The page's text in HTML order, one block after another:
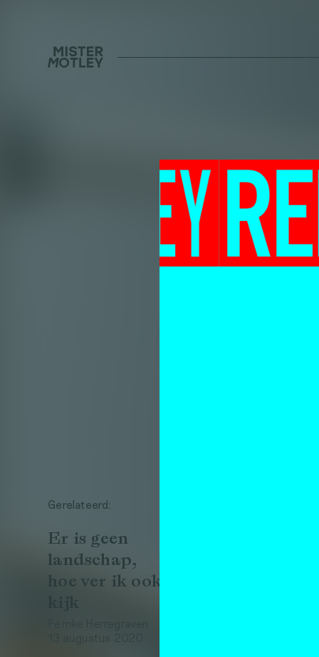
Gerelateerd:
Er is geen
landschap,
hoe ver ik ook